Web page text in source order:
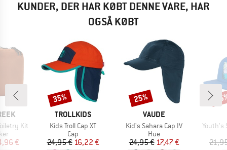
KUNDER, DER HAR KØBT DENNE VARE, HAR
OGSÅ KØBT
Kit
pris
€
MÆRKE
TROLLKIDS
Artikel
Kids Troll Cap XT
Produktgruppe
Cap
Pris
24,95 €Nedsat pris
16,22 €
Rabat
35%
MÆRKE
VAUDE
Artikel
Kid's Sahara Cap IV
Produktgruppe
Hue
Pris
24,95 €Nedsat pris
17,47 €
Rabat
25%
Artikel
Youth's